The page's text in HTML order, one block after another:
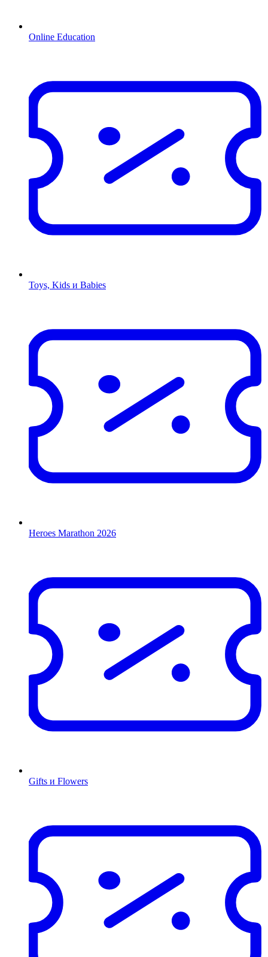
Online Education
Toys, Kids и Babies
Heroes Marathon 2026
Gifts и Flowers